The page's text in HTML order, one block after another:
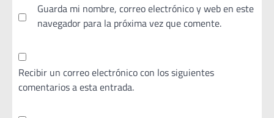
Guarda mi nombre, correo electrónico y web en este
navegador para la próxima vez que comente.
Recibir un correo electrónico con los siguientes
comentarios a esta entrada.